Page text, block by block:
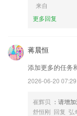
5,可免费领取中英文双
6,全程课程随便听，名
1.对于您学习的帮助很
2.宝宝巴士(BabyBus),
3.注重服务：大立教育
小班授课，实行班主
全方位个性化整体解
来自
更多回复
蒋晨恒
添加更多的任务
2026-06-20 07:29
崔辉贝 ：请增
舒恒刚 回复 弘